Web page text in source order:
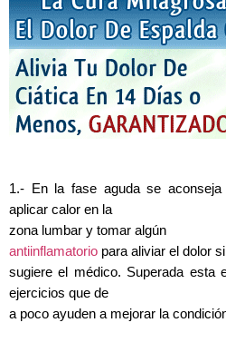
1.- En la fase aguda se aconseja
aplicar calor en la
zona lumbar y tomar algún
antiinflamatorio para aliviar el dolor
sugiere el médico. Superada esta
ejercicios que de
a poco ayuden a mejorar la